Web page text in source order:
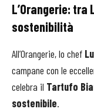
L’Orangerie:
sostenibilità
All’Orangerie, lo chef
campane con le
celebra il Tartufo
sostenibile.